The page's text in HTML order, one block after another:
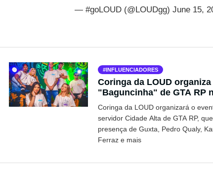
— #goLOUD (@LOUDgg) June 15,
INFLUENCIADORES
Coringa da LOUD
"Baguncinha" de GTA RP
Alta
Coringa da LOUD organizará o
servidor Cidade Alta de GTA RP,
presença de Guxta, Pedro Qualy,
Ferraz e mais